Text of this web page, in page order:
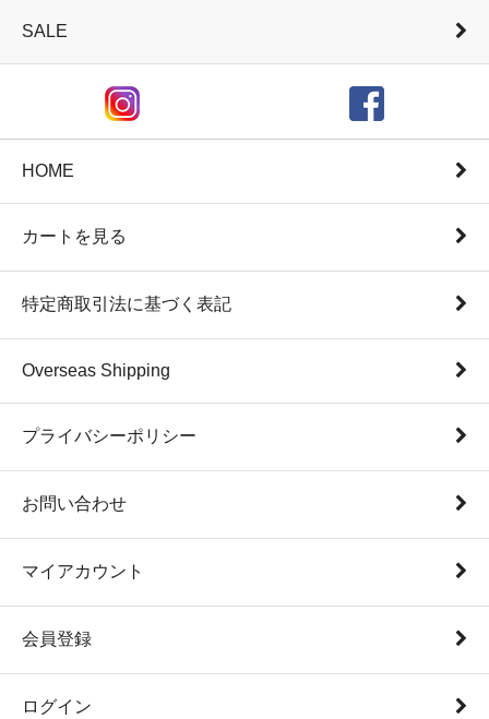
SALE
HOME
カートを見る
特定商取引法に基づく表記
Overseas Shipping
プライバシーポリシー
お問い合わせ
マイアカウント
会員登録
ログイン